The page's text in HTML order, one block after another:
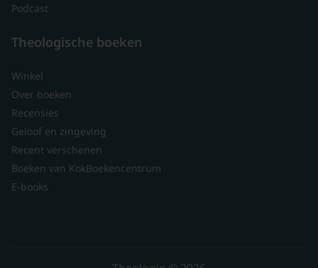
Podcast
Theologische boeken
Winkel
Over boeken
Recensies
Geloof en zingeving
Recent verschenen
Boeken van KokBoekencentrum
E-books